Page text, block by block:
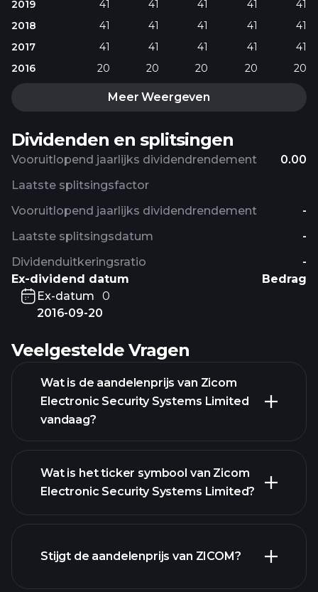
2019
41 41 41 41
41
2018
41 41 41 41
41
2017
41 41 41 41
41
2016
20 20 20 20 20
Meer Weergeven
Dividenden en splitsingen
Vooruitlopend jaarlijks dividendrendement 0.00
Vooruitlopend jaarlijks dividendrendement -
Dividenduitkeringsratio -
Laatste splitsingsfactor
Laatste splitsingsdatum -
Ex-dividend datum
Bedrag
Ex-datum
2016-09-20
0
Veelgestelde Vragen
Wat is de aandelenprijs van Zicom
Electronic Security Systems Limited
vandaag?
geavanceerde grafiek
Wat is het ticker symbool van Zicom
Electronic Security Systems Limited?
Stijgt de aandelenprijs van ZICOM?